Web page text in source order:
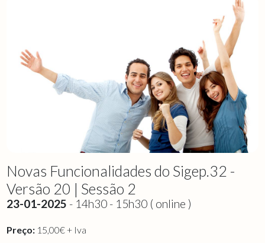
Novas Funcionalidades do Sigep.32 -
Versão 20 | Sessão 2
23-01-2025 - 14h30 - 15h30 ( online )
Preço: 15,00€ + Iva